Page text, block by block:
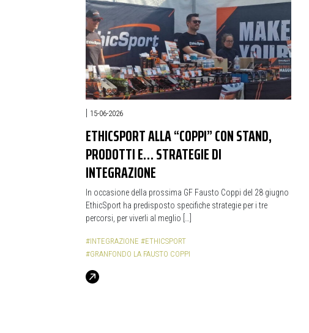
15-06-2026
ETHICSPORT ALLA “COPPI” CON STAND,
PRODOTTI E… STRATEGIE DI
INTEGRAZIONE
In occasione della prossima GF Fausto Coppi del 28 giugno
EthicSport ha predisposto specifiche strategie per i tre
percorsi, per viverli al meglio […]
#INTEGRAZIONE #ETHICSPORT
#GRANFONDO LA FAUSTO COPPI